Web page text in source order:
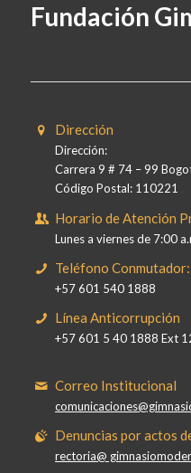
Fundación
Dirección
Dirección:
Carrera 9 # 74 – 99
Código Postal: 110221
Horario de Atención
Lunes a viernes de 7:00
Teléfono Conmutador:
+57 601 540 1888
Línea Anticorrupción
+57 601 5 40 1888 Ext
Correo Institucional
Denuncias por actos
rectoria@